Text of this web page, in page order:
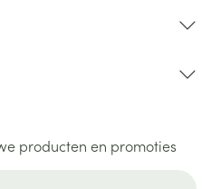
producten en promoties